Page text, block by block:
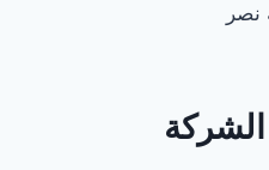
نصر